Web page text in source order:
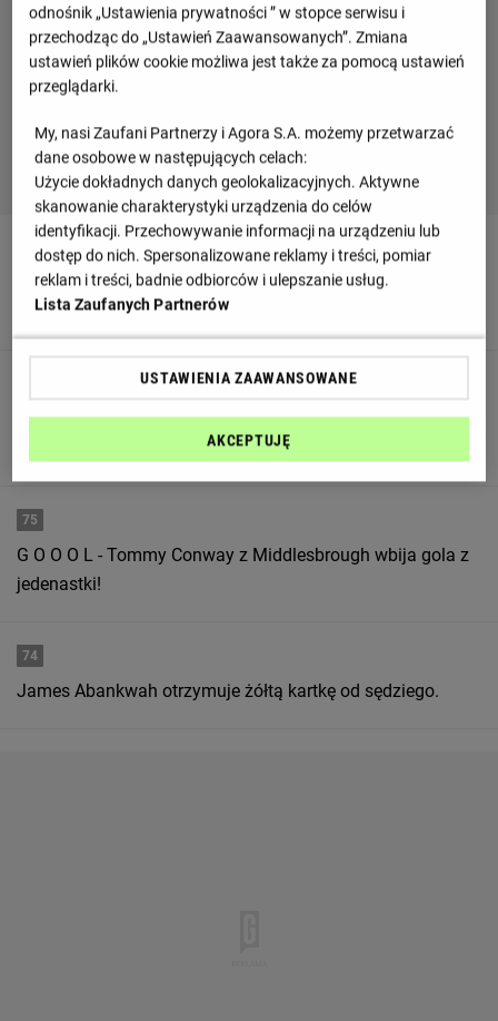
83
Jeremy Sarmiento schodzi z boiska i zastępuje go Samuel
Silvera
Watford wykonuje zmianę. Marc Bola schodzi z boiska a
75
G O O O L - Tommy Conway z Middlesbrough wbija gola z
jedenastki!
74
James Abankwah otrzymuje żółtą kartkę od sędziego.
odnośnik „Ustawienia prywatności ” w stopce serwisu i
przechodząc do „Ustawień Zaawansowanych”. Zmiana
ustawień plików cookie możliwa jest także za pomocą ustawień
przeglądarki.
My, nasi Zaufani Partnerzy i Agora S.A. możemy przetwarzać
dane osobowe w następujących celach:
Użycie dokładnych danych geolokalizacyjnych. Aktywne
skanowanie charakterystyki urządzenia do celów
identyfikacji. Przechowywanie informacji na urządzeniu lub
dostęp do nich. Spersonalizowane reklamy i treści, pomiar
reklam i treści, badnie odbiorców i ulepszanie usług.
Lista Zaufanych Partnerów
USTAWIENIA ZAAWANSOWANE
AKCEPTUJĘ